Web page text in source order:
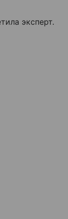
эксперт.